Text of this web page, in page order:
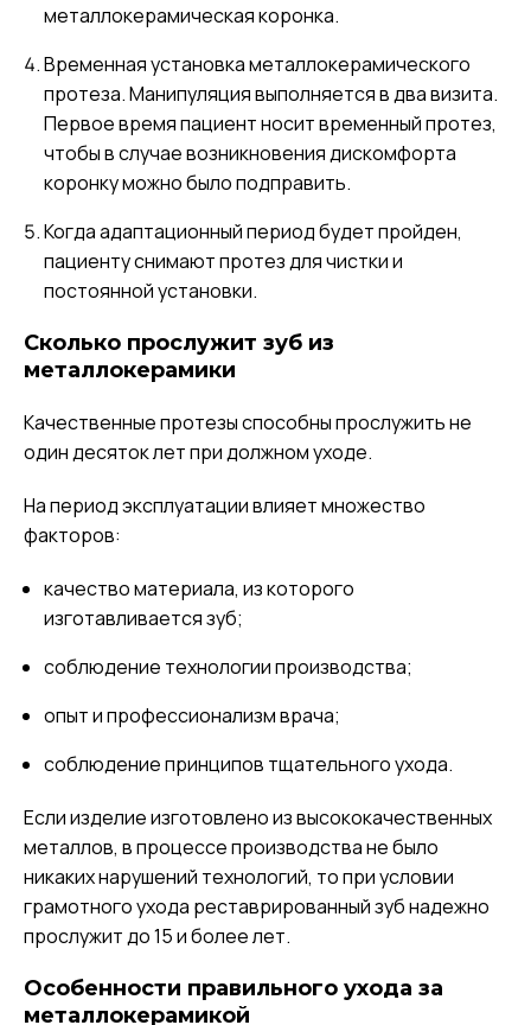
металлокерамическая коронка.
Временная установка металлокерамического
протеза. Манипуляция выполняется в два визита.
Первое время пациент носит временный протез,
чтобы в случае возникновения дискомфорта
коронку можно было подправить.
Когда адаптационный период будет пройден,
пациенту снимают протез для чистки и
постоянной установки.
Сколько прослужит зуб из
металлокерамики
Качественные протезы способны прослужить не
один десяток лет при должном уходе.
На период эксплуатации влияет множество
факторов:
качество материала, из которого
изготавливается зуб;
соблюдение технологии производства;
опыт и профессионализм врача;
соблюдение принципов тщательного ухода.
Если изделие изготовлено из высококачественных
металлов, в процессе производства не было
никаких нарушений технологий, то при условии
грамотного ухода реставрированный зуб надежно
прослужит до 15 и более лет.
Особенности правильного ухода за
металлокерамикой